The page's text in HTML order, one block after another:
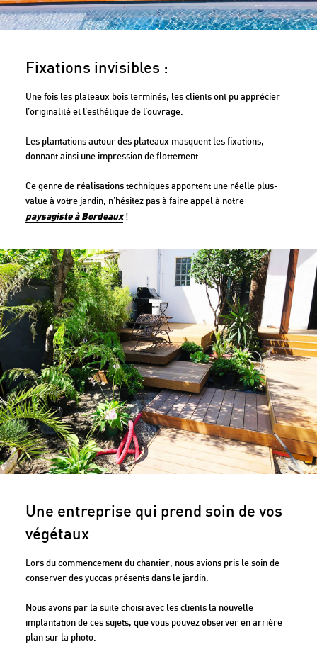
Fixations invisibles :
Une fois les plateaux bois terminés, les clients ont pu apprécier
l’originalité et l’esthétique de l’ouvrage.
Les plantations autour des plateaux masquent les fixations,
donnant ainsi une impression de flottement.
Ce genre de réalisations techniques apportent une réelle plus-
value à votre jardin, n’hésitez pas à faire appel à notre
paysagiste à Bordeaux!
Une entreprise qui prend soin de vos
végétaux
Lors du commencement du chantier, nous avions pris le soin de
conserver des yuccas présents dans le jardin.
Nous avons par la suite choisi avec les clients la nouvelle
implantation de ces sujets, que vous pouvez observer en arrière
plan sur la photo.